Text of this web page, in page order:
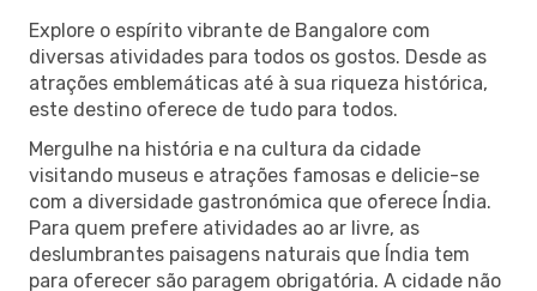
Explore o espírito vibrante de Bangalore com
diversas atividades para todos os gostos. Desde as
atrações emblemáticas até à sua riqueza histórica,
este destino oferece de tudo para todos.
Mergulhe na história e na cultura da cidade
visitando museus e atrações famosas e delicie-se
com a diversidade gastronómica que oferece Índia.
Para quem prefere atividades ao ar livre, as
deslumbrantes paisagens naturais que Índia tem
para oferecer são paragem obrigatória. A cidade não